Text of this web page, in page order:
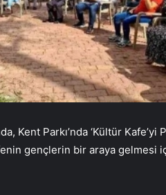
Kent Parkı’nda ‘Kültür Kafe’yi
gençlerin bir araya gelmesi